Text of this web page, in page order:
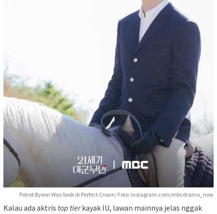
Potret Byeon Woo Seok di Perfect Crown/ Foto: instagram.com/mbcdrama_now
Kalau ada aktris top tierkayak IU, lawan mainnya jelas nggak